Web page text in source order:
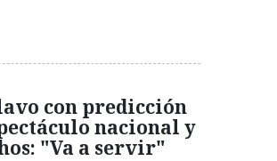
con predicción
nacional y
"Va a servir"